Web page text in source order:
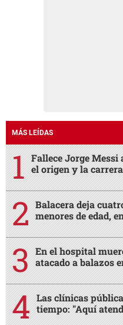
MÁS LEÍDAS
Fallece Jorge Messi
el origen y la
Balacera deja
menores de edad,
En el hospital
atacado a balazos
Las clínicas
tiempo: "Aquí